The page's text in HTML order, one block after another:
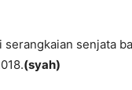
senjata
(syah)